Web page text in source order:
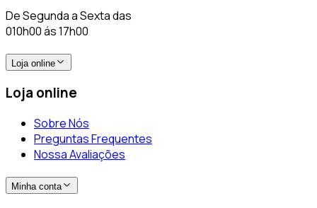
De Segunda a Sexta das
010h00 ás 17h00
Loja online
Loja online
Sobre Nós
Preguntas Frequentes
Nossa Avaliações
Minha conta